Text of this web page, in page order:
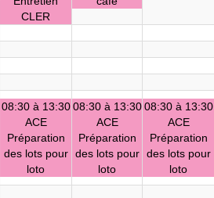
CLER
08:30 à 13:30
ACE
Préparation
des lots pour
loto
08:30 à 13:30
ACE
Préparation
des lots pour
loto
08:30 à 13:30
ACE
Préparation
des lots pour
loto